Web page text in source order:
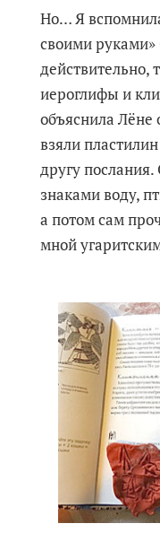
Но… Я
своими
действительно,
иероглифы и
объяснила
взяли
другу
знаками воду,
а потом сам
мной